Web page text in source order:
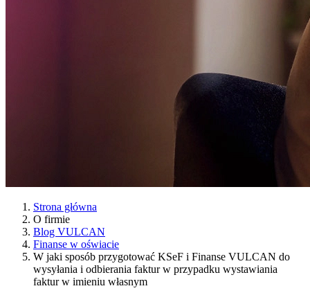
Strona główna
O firmie
Blog VULCAN
Finanse w oświacie
W jaki sposób przygotować KSeF i Finanse VULCAN do
wysyłania i odbierania faktur w przypadku wystawiania
faktur w imieniu własnym